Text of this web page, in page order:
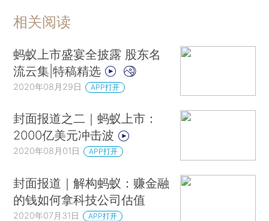
相关阅读
蚂蚁上市盛宴全披露 股东名
流云集|特稿精选
2020年08月29日 APP打开
封面报道之二｜蚂蚁上市：
2000亿美元冲击波
2020年08月01日 APP打开
封面报道｜解构蚂蚁：赚金融
的钱如何拿科技公司估值
2020年07月31日 APP打开